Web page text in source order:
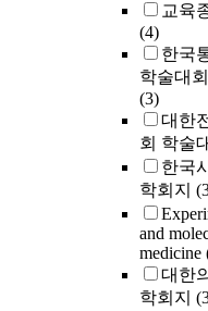
교육
(4)
한국
학술대
(3)
대한
회 학술
한국
학회지
and
medicine
대한
학회지